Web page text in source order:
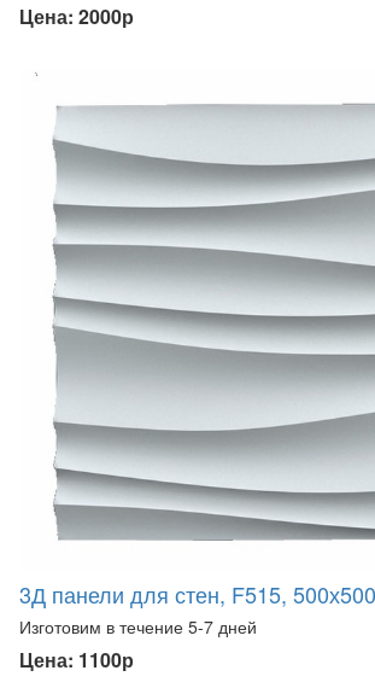
Цена: 2000р
3Д панели для стен, F515, 500х500
Изготовим в течение 5-7 дней
Цена: 1100р